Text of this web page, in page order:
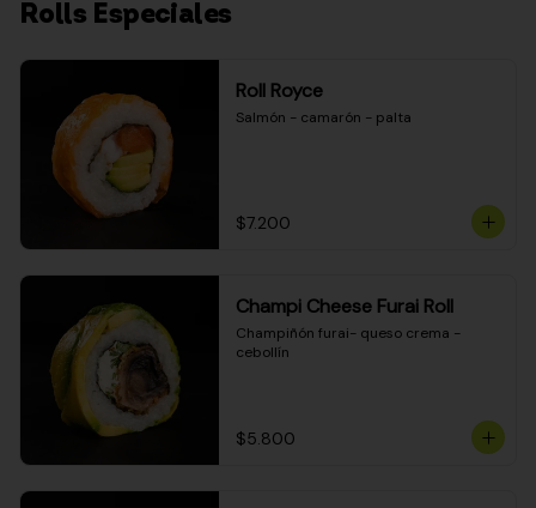
Rolls Especiales
Roll Royce
Salmón - camarón - palta
$7.200
Champi Cheese Furai Roll
Champiñón furai- queso crema -
cebollín
$5.800